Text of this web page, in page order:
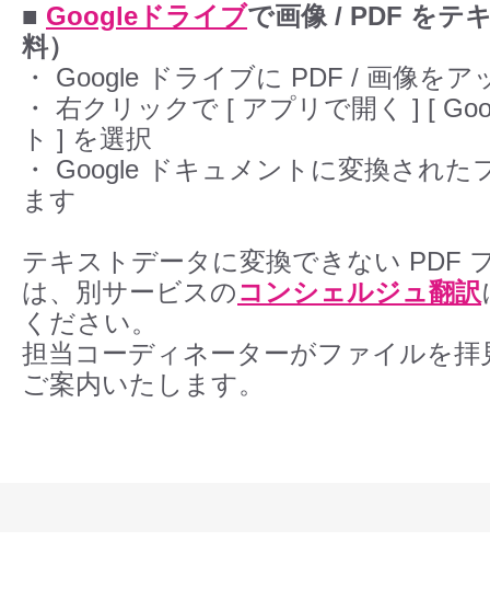
■ Googleドライブで画像 / PDF をテ
料）
・ Google ドライブに PDF / 画像をア
・ 右クリックで [ アプリで開く ] [
ト ] を選択
・ Google ドキュメントに変換された
ます
テキストデータに変換できない PDF
は、別サービスのコンシェルジュ翻訳
ください。
担当コーディネーターがファイルを拝
ご案内いたします。